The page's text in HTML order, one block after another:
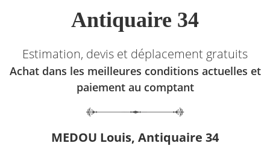
Antiquaire 34
Estimation, devis et déplacement gratuits
Achat dans les meilleures conditions actuelles et
paiement au comptant
MEDOU Louis, Antiquaire 34